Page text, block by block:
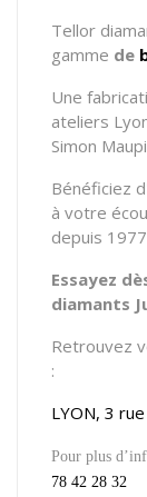
Tellor
gamme de
Une
ateliers
Simon
Bénéficiez
à votre
depuis
Essayez
diamants
Retrouvez
:
LYON, 3
Pour plus
78 42 28 32